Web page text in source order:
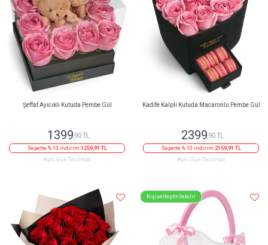
Şeffaf Ayıcıklı Kutuda Pembe Gül
1399,90 TL
Sepette % 10 indirim 1259,91 TL
Aynı Gün Teslimat
Kadife Kalpli Kutuda Macaronlu Pembe Gül
2399,90 TL
Sepette % 10 indirim 2159,91 TL
Aynı Gün Teslimat
Kişiselleştirilebilir